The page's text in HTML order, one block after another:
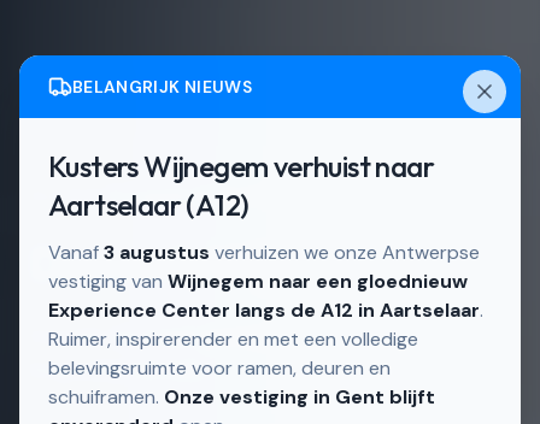
BELANGRIJK NIEUWS
Kusters Wijnegem verhuist naar
Aartselaar (A12)
Vanaf3 augustus verhuizen we onze Antwerpse
vestiging van Wijnegem naar een gloednieuw
Experience Center langs de A12 in Aartselaar.
Ruimer, inspirerender en met een volledige
belevingsruimte voor ramen, deuren en
schuiframen. Onze vestiging in Gent blijft
Actief in Wijnegem en directe omgeving
Deuren in Wijnegem
Deuren, op maat gemaakt in onze eigen
Belgische fabriek.